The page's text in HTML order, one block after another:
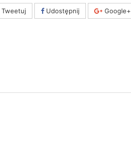
Tweetuj Udostępnij Google+